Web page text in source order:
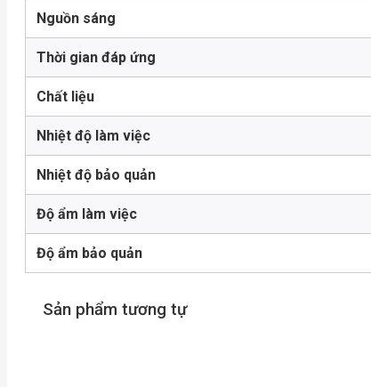
Nguồn sáng
Thời gian đáp ứng
Chất liệu
Nhiệt độ làm việc
Nhiệt độ bảo quản
Độ ẩm làm việc
Độ ẩm bảo quản
Sản phẩm tương tự